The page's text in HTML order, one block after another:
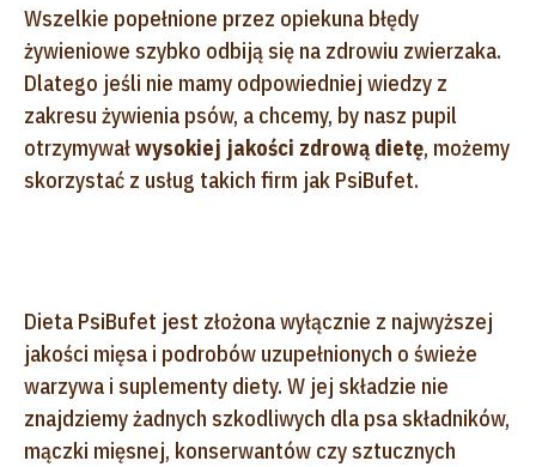
Wszelkie popełnione przez opiekuna błędy
żywieniowe szybko odbiją się na zdrowiu zwierzaka.
Dlatego jeśli nie mamy odpowiedniej wiedzy z
zakresu żywienia psów, a chcemy, by nasz pupil
otrzymywałwysokiej jakości zdrową dietę, możemy
skorzystać z usług takich firm jak PsiBufet.
Dieta PsiBufet jest złożona wyłącznie z najwyższej
jakości mięsa i podrobów uzupełnionych o świeże
warzywa i suplementy diety. W jej składzie nie
znajdziemy żadnych szkodliwych dla psa składników,
mączki mięsnej, konserwantów czy sztucznych